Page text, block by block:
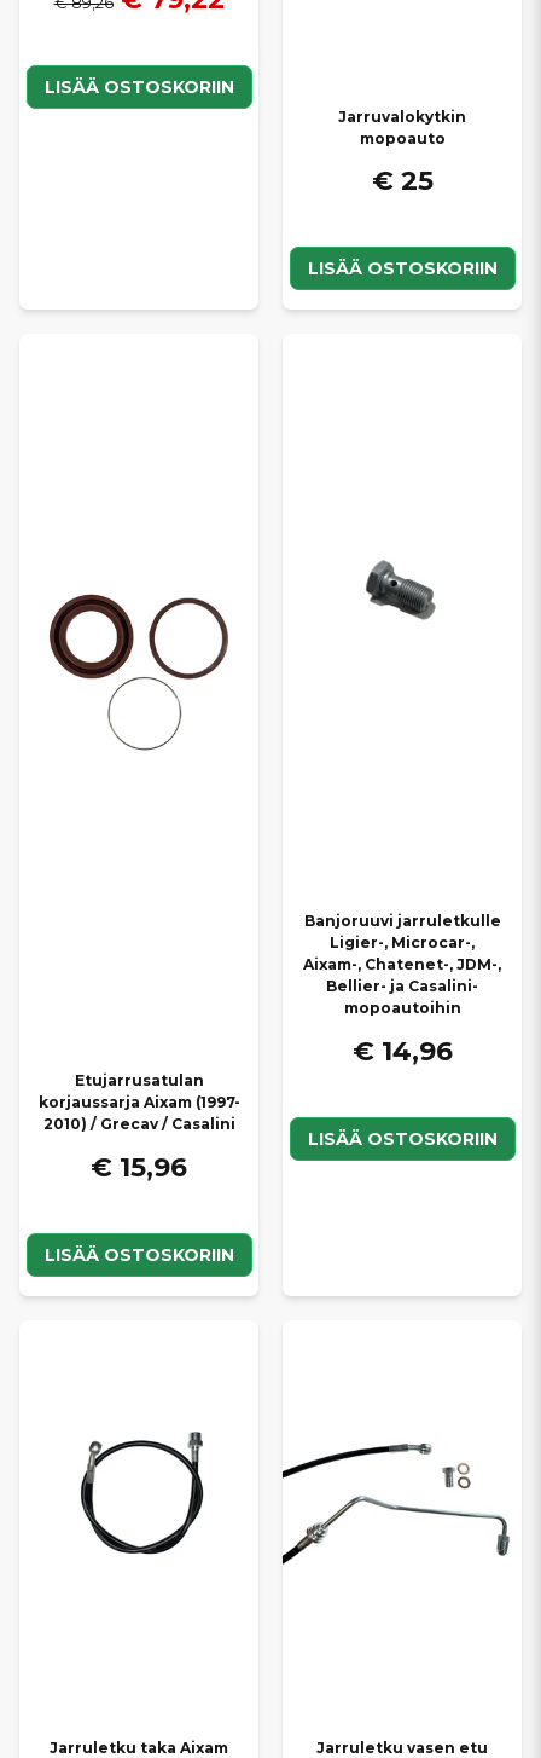
LISÄÄ OSTOSKORIIN
Jarruvalokytkin
mopoauto
€ 25
LISÄÄ OSTOSKORIIN
Etujarrusatulan
korjaussarja Aixam (1997-
2010) / Grecav / Casalini
€ 15,96
LISÄÄ OSTOSKORIIN
Banjoruuvi jarruletkulle
Ligier-, Microcar-,
Aixam-, Chatenet-, JDM-,
Bellier- ja Casalini-
mopoautoihin
€ 14,96
LISÄÄ OSTOSKORIIN
Jarruletku taka Aixam
Jarruletku vasen etu